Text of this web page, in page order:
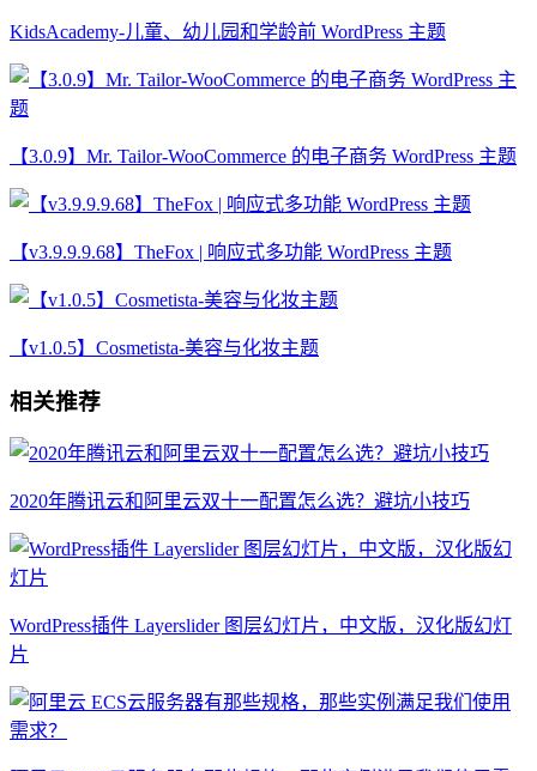
KidsAcademy-儿童、幼儿园和学龄前 WordPress 主题
【3.0.9】Mr. Tailor-WooCommerce 的电子商务 WordPress 主题
【v3.9.9.9.68】TheFox | 响应式多功能 WordPress 主题
【v1.0.5】Cosmetista-美容与化妆主题
相关推荐
2020年腾讯云和阿里云双十一配置怎么选？避坑小技巧
WordPress插件 Layerslider 图层幻灯片，中文版，汉化版幻灯
片